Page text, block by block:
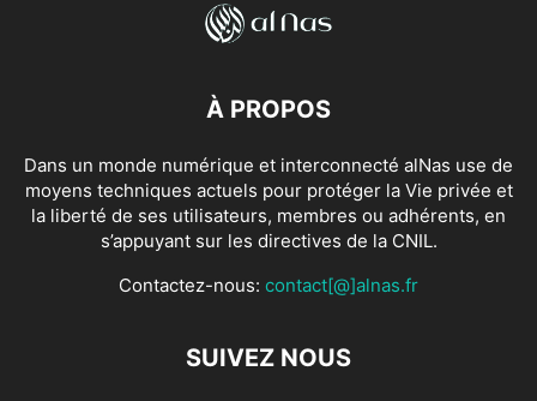
À PROPOS
Dans un monde numérique et interconnecté alNas use de
moyens techniques actuels pour protéger la Vie privée et
la liberté de ses utilisateurs, membres ou adhérents, en
s’appuyant sur les directives de la CNIL.
Contactez-nous: contact[@]alnas.fr
SUIVEZ NOUS